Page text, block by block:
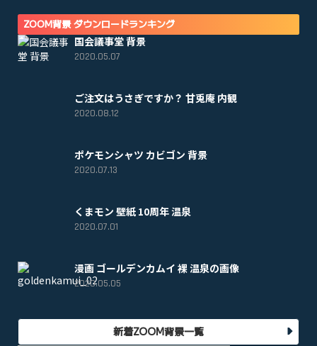
ZOOM背景 ダウンロードランキング
国会議事堂 背景
2020.05.07
ご注文はうさぎですか？ 甘兎庵 内観
2020.08.12
ポケモンシャツ カビゴン 背景
2020.07.13
くまモン 壁紙 10周年 温泉
2020.07.01
漫画 ゴールデンカムイ 裸 温泉の画像
2020.05.05
新着ZOOM背景一覧